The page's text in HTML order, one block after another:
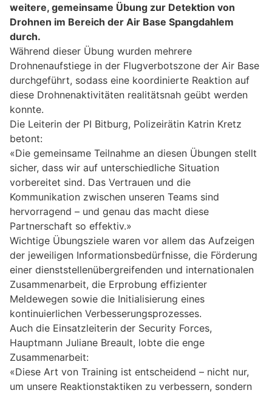
weitere, gemeinsame Übung zur Detektion von
Drohnen im Bereich der Air Base Spangdahlem
durch.
Während dieser Übung wurden mehrere
Drohnenaufstiege in der Flugverbotszone der Air Base
durchgeführt, sodass eine koordinierte Reaktion auf
diese Drohnenaktivitäten realitätsnah geübt werden
konnte.
Die Leiterin der PI Bitburg, Polizeirätin Katrin Kretz
betont:
«Die gemeinsame Teilnahme an diesen Übungen stellt
sicher, dass wir auf unterschiedliche Situation
vorbereitet sind. Das Vertrauen und die
Kommunikation zwischen unseren Teams sind
hervorragend – und genau das macht diese
Partnerschaft so effektiv.»
Wichtige Übungsziele waren vor allem das Aufzeigen
der jeweiligen Informationsbedürfnisse, die Förderung
einer dienststellenübergreifenden und internationalen
Zusammenarbeit, die Erprobung effizienter
Meldewegen sowie die Initialisierung eines
kontinuierlichen Verbesserungsprozesses.
Auch die Einsatzleiterin der Security Forces,
Hauptmann Juliane Breault, lobte die enge
Zusammenarbeit:
«Diese Art von Training ist entscheidend – nicht nur,
um unsere Reaktionstaktiken zu verbessern, sondern